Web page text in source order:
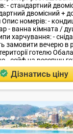
- стандартний
двомісний +
номерів: -
- ванна кімната /
харчування: -
замовити вечерю в
готелю
- сейф на ресепшн
Розваги і
бари: - ресторани
пляж
.
Дізнатись ціну